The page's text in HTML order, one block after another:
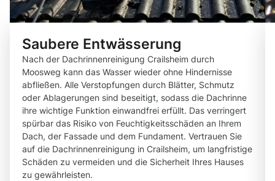
Saubere Entwässerung
Nach der Dachrinnenreinigung Crailsheim durch
Moosweg kann das Wasser wieder ohne Hindernisse
abfließen. Alle Verstopfungen durch Blätter, Schmutz
oder Ablagerungen sind beseitigt, sodass die Dachrinne
ihre wichtige Funktion einwandfrei erfüllt. Das verringert
spürbar das Risiko von Feuchtigkeitsschäden an Ihrem
Dach, der Fassade und dem Fundament. Vertrauen Sie
auf die Dachrinnenreinigung in Crailsheim, um langfristige
Schäden zu vermeiden und die Sicherheit Ihres Hauses
zu gewährleisten.